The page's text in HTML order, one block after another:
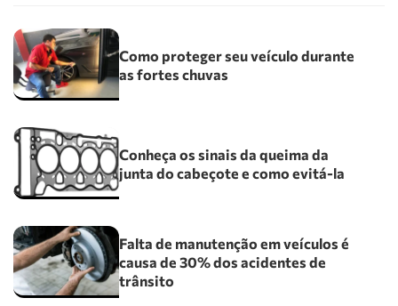
Como proteger seu veículo durante
as fortes chuvas
Conheça os sinais da queima da
junta do cabeçote e como evitá-la
Falta de manutenção em veículos é
causa de 30% dos acidentes de
trânsito